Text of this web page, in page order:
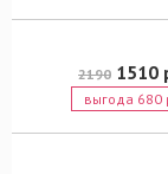
2190 1510
выгода 680